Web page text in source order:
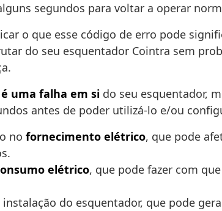
segundos para voltar a operar
o que esse código de erro pode
do seu esquentador Cointra sem
uma falha em si do seu esquentador,
antes de poder utilizá-lo e/ou
no fornecimento elétrico, que pode
elétrico, que pode fazer com
instalação do esquentador, que pode